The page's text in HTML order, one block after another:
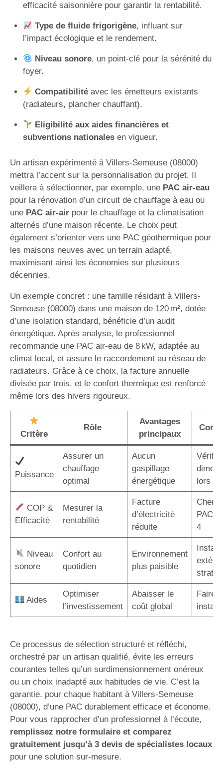
efficacité saisonnière pour garantir la rentabilité.
Type de fluide frigorigène, influant sur
l’impact écologique et le rendement.
Niveau sonore, un point-clé pour la sérénité du
foyer.
Compatibilitéavec les émetteurs existants
(radiateurs, plancher chauffant).
Eligibilité aux aides financières et
subventions nationalesen vigueur.
Un artisan expérimenté à Villers-Semeuse (08000)
mettra l’accent sur la personnalisation du projet. Il
veillera à sélectionner, par exemple, une PAC air-eau
pour la rénovation d’un circuit de chauffage à eau ou
une PAC air-air pour le chauffage et la climatisation
alternés d’une maison récente. Le choix peut
également s’orienter vers une PAC géothermique pour
les maisons neuves avec un terrain adapté,
maximisant ainsi les économies sur plusieurs
décennies.
Un exemple concret : une famille résidant à Villers-
Semeuse (08000) dans une maison de 120 m², dotée
d’une isolation standard, bénéficie d’un audit
énergétique. Après analyse, le professionnel
recommande une PAC air-eau de 8 kW, adaptée au
climat local, et assure le raccordement au réseau de
radiateurs. Grâce à ce choix, la facture annuelle
divisée par trois, et le confort thermique est renforcé
même lors des hivers rigoureux.
Critère
Rôle
Avantages
principaux
Puissance
Assurer un
chauffage
optimal
Aucun
gaspillage
énergétique
lors de
COP &
Efficacité
Mesurer la
rentabilité
Facture
d’électricité
réduite
PAC
4
Niveau
sonore
Confort au
quotidien
Environnement
plus paisible
Aides
Optimiser
l’investissement
Abaisser le
coût global
Faire
Ce processus de sélection structuré et réfléchi,
orchestré par un artisan qualifié, évite les erreurs
courantes telles qu’un surdimensionnement onéreux
ou un choix inadapté aux habitudes de vie. C’est la
garantie, pour chaque habitant à Villers-Semeuse
(08000), d’une PAC durablement efficace et économe.
Pour vous rapprocher d’un professionnel à l’écoute,
remplissez notre formulaire et comparez
gratuitement jusqu’à 3 devis de spécialistes locaux
pour une solution sur-mesure.